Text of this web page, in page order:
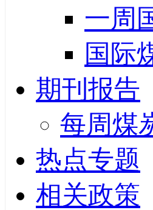
一周
国际
期刊报告
每周煤
热点专题
相关政策